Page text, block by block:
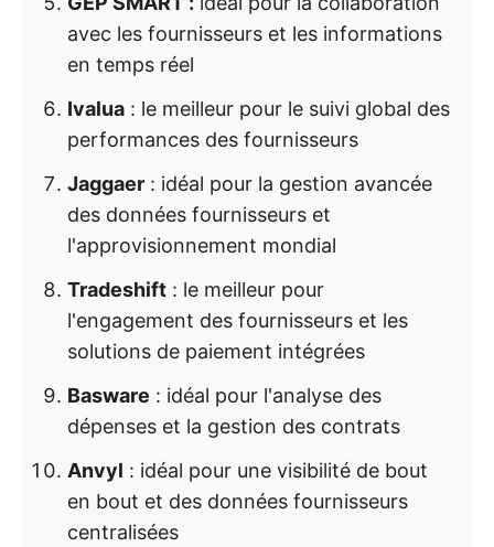
avec les fournisseurs et les informations
en temps réel
Ivalua : le meilleur pour le suivi global des
performances des fournisseurs
Jaggaer : idéal pour la gestion avancée
des données fournisseurs et
l'approvisionnement mondial
Tradeshift : le meilleur pour
l'engagement des fournisseurs et les
solutions de paiement intégrées
Basware : idéal pour l'analyse des
dépenses et la gestion des contrats
Anvyl : idéal pour une visibilité de bout
en bout et des données fournisseurs
centralisées